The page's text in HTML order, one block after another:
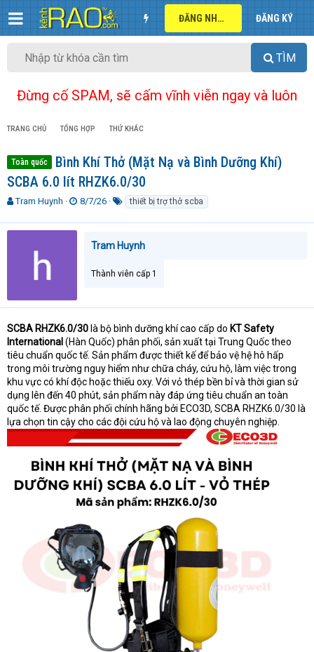
ĐĂNG NHẬP ĐĂNG KÝ
TÌM
Đừng cố SPAM, sẽ cấm vĩnh viễn ngay và luôn
TRANG CHỦ TỔNG HỢP THỨ KHÁC
Toàn quốc
Bình Khí Thở (Mặt Nạ và Bình Dưỡng Khí)
SCBA 6.0 lít RHZK6.0/30
T
r
a
t
e
r
Tram Huynh
N
à
8/7/26
k
ó
thiết bị trợ thở scba
Tram Huynh
Thành viên cấp 1
SCBA RHZK6.0/30 là bộ bình dưỡng khí cao cấp do KT Safety
International (Hàn Quốc) phân phối, sản xuất tại Trung Quốc theo
tiêu chuẩn quốc tế. Sản phẩm được thiết kế để bảo vệ hệ hô hấp
trong môi trường nguy hiểm như chữa cháy, cứu hộ, làm việc trong
khu vực có khí độc hoặc thiếu oxy. Với vỏ thép bền bỉ và thời gian sử
dụng lên đến 40 phút, sản phẩm này đáp ứng tiêu chuẩn an toàn
quốc tế. Được phân phối chính hãng bởi ECO3D, SCBA RHZK6.0/30 là
lựa chọn tin cậy cho các đội cứu hộ và lao động chuyên nghiệp.